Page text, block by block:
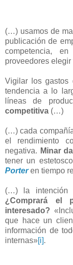
(…) usamos de
publicación de
competencia,
proveedores
Vigilar los gastos
tendencia a lo
líneas de
competitiva (…)
(…) cada
el rendimiento
negativa. Minar
tener un
Porteren tiempo
(…) la intención
¿Comprará el
interesado?
que hace un
información de
internas»[i].